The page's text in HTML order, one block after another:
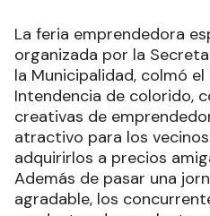
La feria emprendedora
organizada por la
la Municipalidad, colmó el
Intendencia de colorido,
creativas de
atractivo para los
adquirirlos a precios
Además de pasar una
agradable, los